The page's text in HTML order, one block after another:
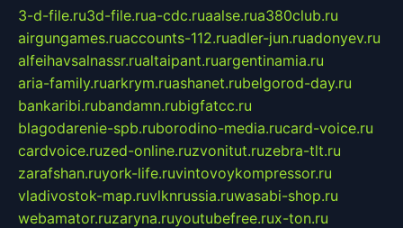
3-d-file.ru3d-file.rua-cdc.ruaalse.rua380club.ru
airgungames.ruaccounts-112.ruadler-jun.ruadonyev.ru
alfeihavsalnassr.rualtaipant.ruargentinamia.ru
aria-family.ruarkrym.ruashanet.rubelgorod-day.ru
bankaribi.rubandamn.rubigfatcc.ru
blagodarenie-spb.ruborodino-media.rucard-voice.ru
cardvoice.ruzed-online.ruzvonitut.ruzebra-tlt.ru
zarafshan.ruyork-life.ruvintovoykompressor.ru
vladivostok-map.ruvlknrussia.ruwasabi-shop.ru
webamator.ruzaryna.ruyoutubefree.rux-ton.ru